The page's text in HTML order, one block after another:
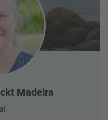
Madeira